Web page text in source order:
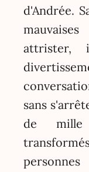
d'Andrée.
sans
de mille